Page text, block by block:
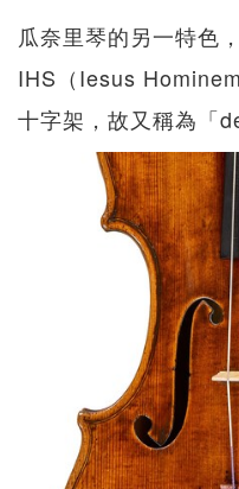
瓜奈里琴的另一特色
IHS（Iesus
十字架，故又稱為「